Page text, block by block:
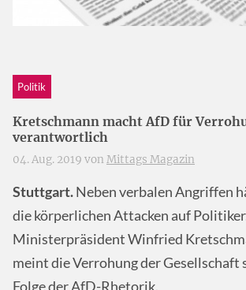
Politik
Kretschmann macht AfD für
verantwortlich
04. Aug. 2019 von Mittags Magazin
Stuttgart.Neben verbalen Angriffen
die körperlichen Attacken auf
Ministerpräsident Winfried
meint die Verrohung der Gesellschaft
Folge der AfD-Rhetorik.